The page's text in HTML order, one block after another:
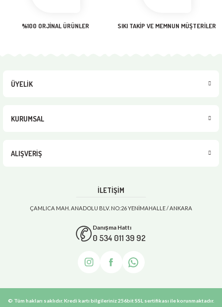
%100 ORJİNAL ÜRÜNLER SIKI TAKİP VE MEMNUN MÜŞTERİLER
ÜYELİK
KURUMSAL
ALIŞVERİŞ
İLETİŞİM
ÇAMLICA MAH. ANADOLU BLV. NO:26 YENİMAHALLE / ANKARA
Danışma Hattı
0 534 011 39 92
© Tüm hakları saklıdır. Kredi kartı bilgileriniz 256bit SSL sertifikası ile korunmaktadır.